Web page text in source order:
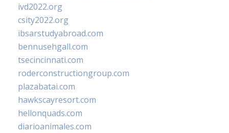
ivd2022.org
csity2022.org
ibsarstudyabroad.com
bennusehgall.com
tsecincinnati.com
roderconstructiongroup.com
plazabatai.com
hawkscayresort.com
hellonquads.com
diarioanimales.com